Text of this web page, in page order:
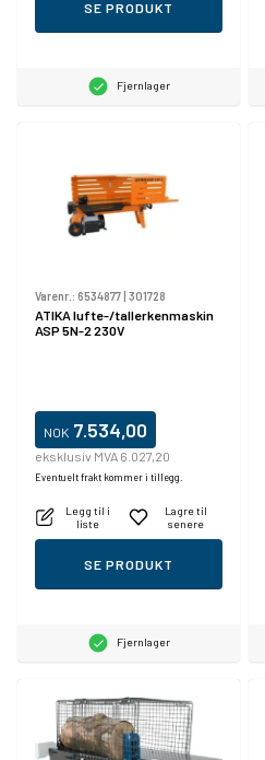
SE PRODUKT
Fjernlager
Varenr.: 6534877 301728
ATIKA lufte-/tallerkenmaskin
ASP 5N-2 230V
NOK 7.534,00
eksklusiv MVA 6.027,20
Eventuelt frakt kommer i tillegg.
Legg til i
liste
Lagre til
senere
SE PRODUKT
Fjernlager